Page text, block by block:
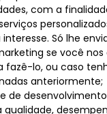
com a
Só lhe
se você nos
fazê-lo, ou caso
anteriormente;
de